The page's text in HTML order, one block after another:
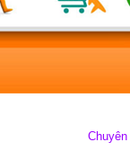
Chuyên